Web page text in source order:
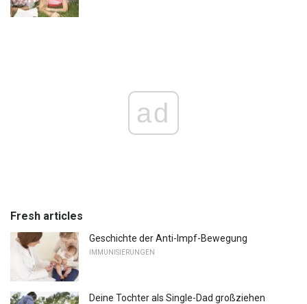
ad
Fresh articles
Geschichte der Anti-Impf-Bewegung
IMMUNISIERUNGEN
Deine Tochter als Single-Dad großziehen